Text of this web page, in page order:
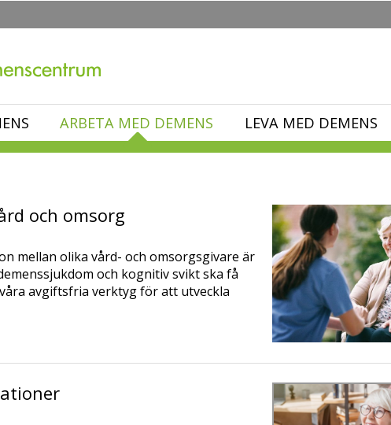
ARBETA MED DEMENS LEVA MED DEMENS
och omsorg
mellan olika vård- och omsorgsgivare är
och kognitiv svikt ska få
avgiftsfria verktyg för att utveckla